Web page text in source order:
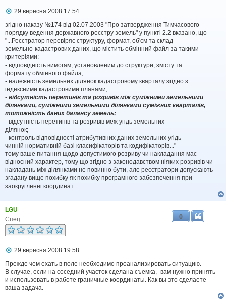
П
в
і
д
о
м
л
е
н
н
я
29 вересня 2008 17:54
згідно наказу №174 від 02.07.2003 "Про затвердження Тимчасового
порядку ведення державного реєстру земель" у пункті 2.2 вказано, що
"...Реєстратор перевіряє структуру, формат, об'єм та склад
земельно-кадастрових даних, що містить обмінний файл за такими
критеріями:
- відповідність вимогам, установленим до структури, змісту та
формату обмінного файла;
- належність земельних ділянок кадастровому кварталу згідно з
індексними кадастровими планами;
- відсутність перетинів та розривів між суміжними земельними
ділянками, суміжними земельними ділянками суміжних кварталів,
тотожність даних балансу земель;
- відсутність перетинів та розривів меж угідь земельних
ділянок;
- контроль відповідності атрибутивних даних земельних угідь
чинній нормативній базі класифікаторів та кодифікаторів..."
тому ваше питання щодо допустимого розриву чи накладання має
відносний характер, тому що згідно з законодавством ніяких розривів чи
накладань між ділянками не повинно бути, але реєстратори допускають
згадану вище похибку як похибку програмного забезпечення при
заокругленні координат.
LGU
Спец
0
П
в
і
д
о
м
29 вересня 2008 19:58
Прежде чем ехать в поле необходимо проанализировать ситуацию.
В случае, если на соседний участок сделана съемка,- вам нужно принять
и использовать в работе граничные координаты. Как вы это сделаете -
ваша задача.